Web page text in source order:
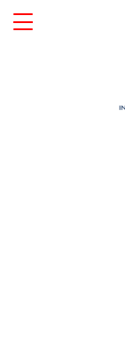
Skip